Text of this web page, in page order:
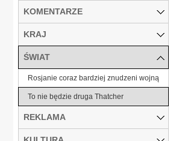
KOMENTARZE
KRAJ
ŚWIAT
Rosjanie coraz bardziej znudzeni wojną
To nie będzie druga Thatcher
REKLAMA